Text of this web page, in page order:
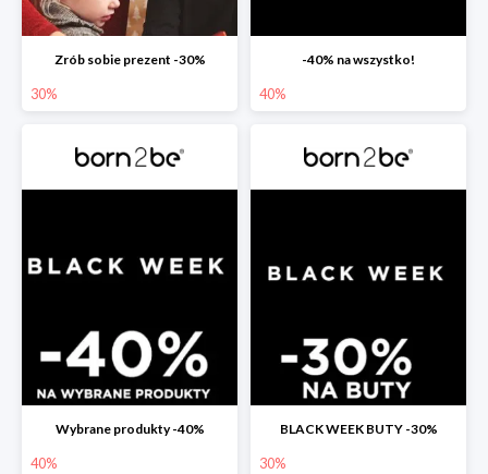
Zrób sobie prezent -30%
30%
-40% na wszystko!
40%
Wybrane produkty -40%
40%
BLACK WEEK BUTY -30%
30%